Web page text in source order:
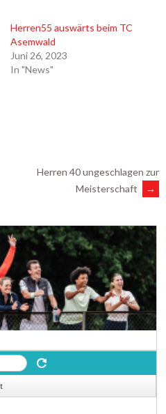
Herren55 auswärts beim TC
Asemwald
Juni 26, 2023
In "News"
Herren 40 ungeschlagen zur
Meisterschaft
→